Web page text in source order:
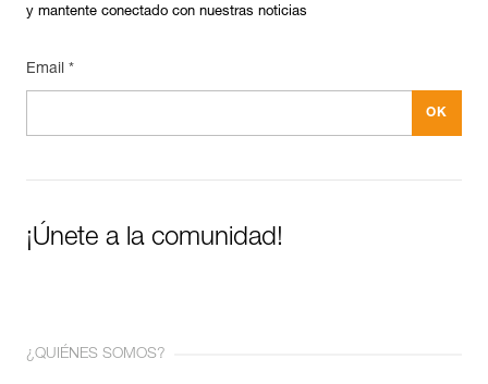
y mantente conectado con nuestras noticias
Email *
¡Únete a la comunidad!
¿QUIÉNES SOMOS?